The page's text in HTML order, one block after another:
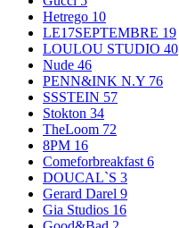
Hetrego 10
LE17SEPTEMBRE 19
LOULOU STUDIO 40
Nude 46
PENN&INK N.Y 76
SSSTEIN 57
Stokton 34
TheLoom 72
8PM 16
Comeforbreakfast 6
DOUCAL`S 3
Gerard Darel 9
Gia Studios 16